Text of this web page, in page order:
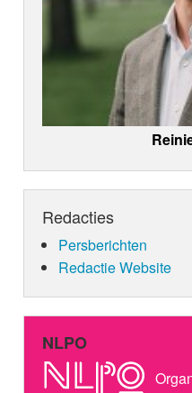
Redacties
Persberichten
Redactie Website
NLPO